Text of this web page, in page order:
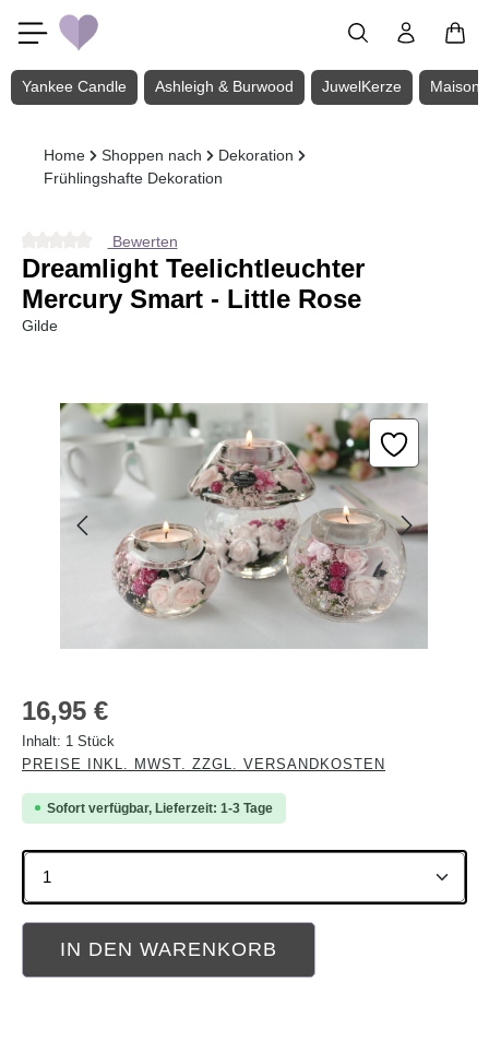
Zum Hauptinhalt springen
Yankee Candle Ashleigh & Burwood JuwelKerze Maison
Home Shoppen nach
Dekoration
Frühlingshafte Dekoration
Durchschnittliche Bewertung von 0 von 5 Sternen
Bewerten
Dreamlight Teelichtleuchter
Mercury Smart - Little Rose
Gilde
Bildergalerie überspringen
Regulärer Preis:
16,95 €
Inhalt: 1 Stück
PREISE INKL. MWST. ZZGL. VERSANDKOSTEN
Sofort verfügbar, Lieferzeit: 1-3 Tage
Produkt Anzahl: Gib den gewünschten Wert ein
IN DEN WARENKORB